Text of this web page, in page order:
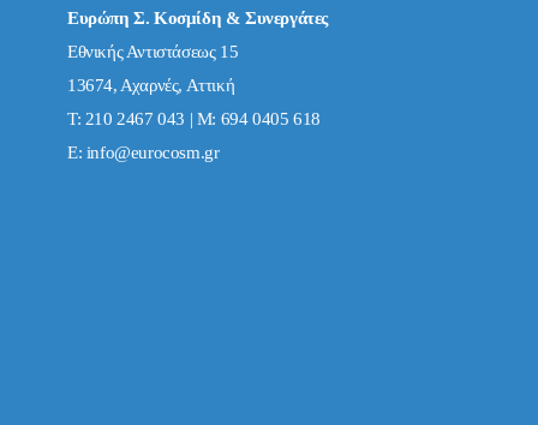
Ευρώπη Σ. Κοσμίδη & Συνεργάτες
Εθνικής Αντιστάσεως 15
13674, Αχαρνές, Αττική
Τ: 210 2467 043 | Μ: 694 0405 618
E: info@eurocosm.gr